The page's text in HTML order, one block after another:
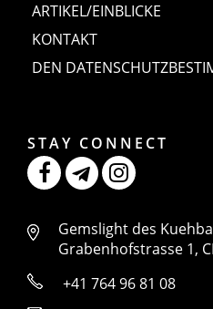
ARTIKEL/EINBLICKE
KONTAKT
DEN
STAY CONNECT
Gemslight des
Grabenhofstrasse 1,
+41 764 96 81 08